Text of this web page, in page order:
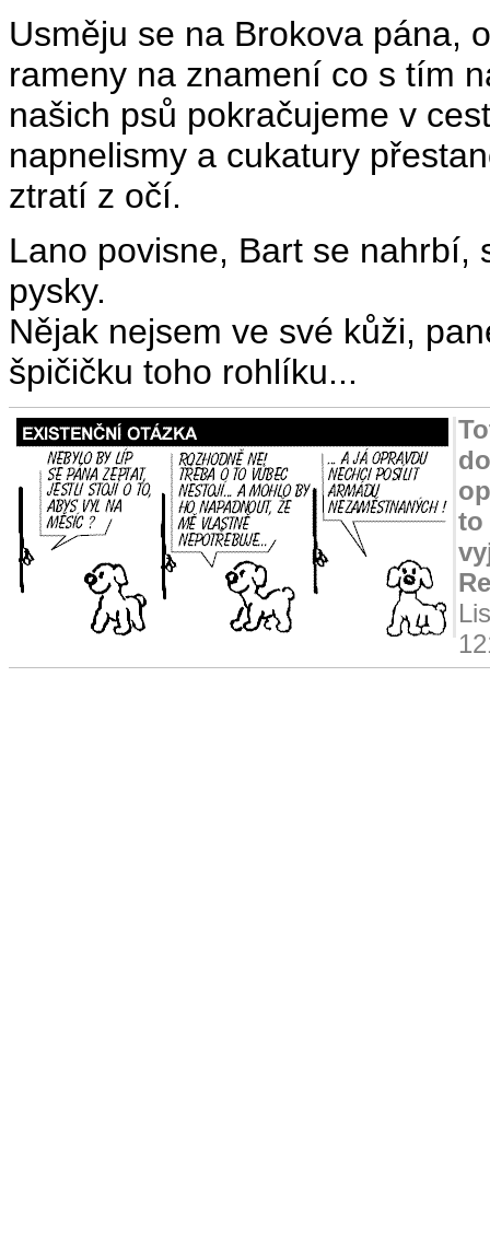
Usměju se na Brokova pána,
rameny na znamení co s tím
našich psů pokračujeme v
napnelismy a cukatury
ztratí z očí.
Lano povisne, Bart se nahrbí,
pysky.
Nějak nejsem ve své kůži,
špičičku toho rohlíku...
to